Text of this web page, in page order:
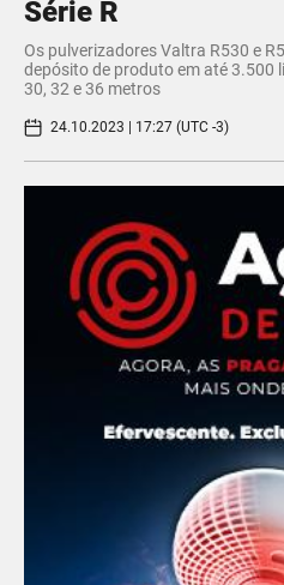
Série R
Os pulverizadores Valtra R530 e
depósito de produto em até 3.500
30, 32 e 36 metros
24.10.2023 | 17:27 (UTC -3)